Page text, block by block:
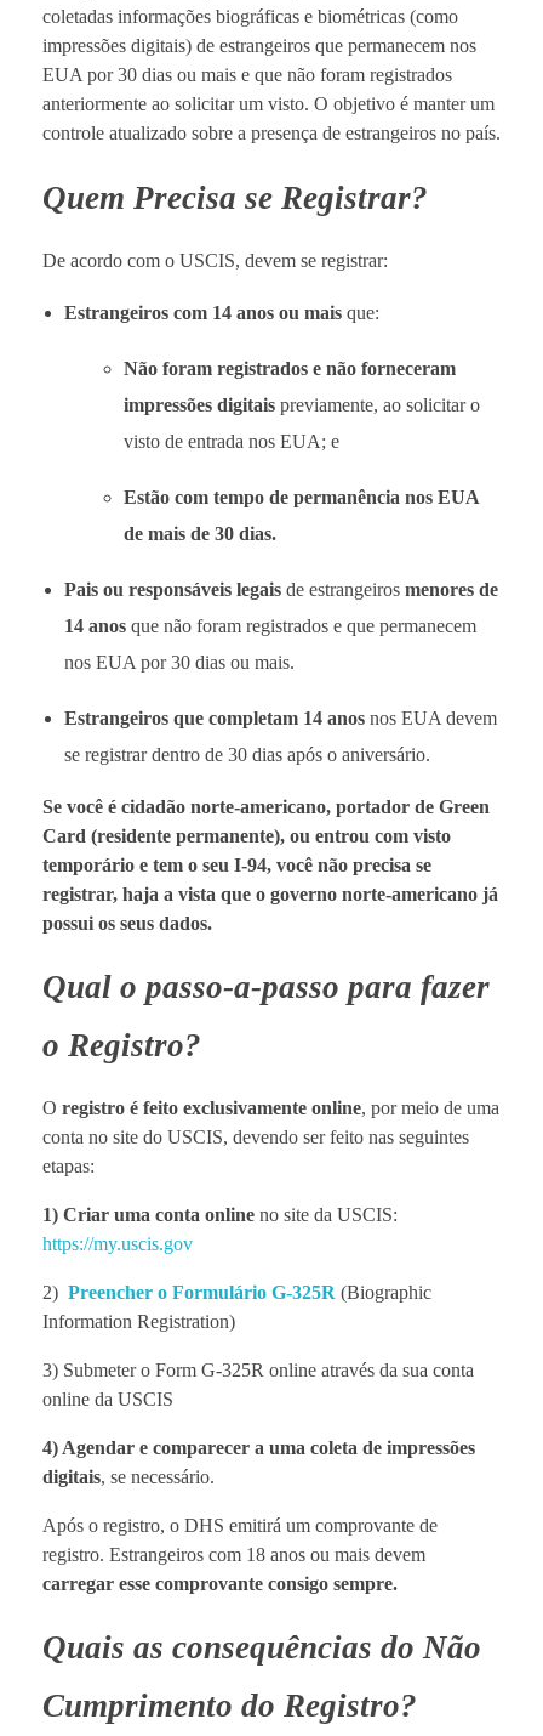
coletadas informações biográficas e biométricas (como
impressões digitais) de estrangeiros que permanecem nos
EUA por 30 dias ou mais e que não foram registrados
anteriormente ao solicitar um visto. O objetivo é manter um
controle atualizado sobre a presença de estrangeiros no país.
Quem Precisa se Registrar?
De acordo com o USCIS, devem se registrar:
Estrangeiros com 14 anos ou maisque:
Não foram registrados e não forneceram
impressões digitais previamente, ao solicitar o
visto de entrada nos EUA; e
Estão com tempo de permanência nos EUA
de mais de 30 dias.
Pais ou responsáveis legaisde estrangeiros menores de
14 anosque não foram registrados e que permanecem
nos EUA por 30 dias ou mais.
Estrangeiros que completam 14 anosnos EUA devem
se registrar dentro de 30 dias após o aniversário.
Se você é cidadão norte-americano, portador de Green
Card (residente permanente), ou entrou com visto
temporário e tem o seu I-94, você não precisa se
registrar, haja a vista que o governo norte-americano já
possui os seus dados.
Qual o passo-a-passo para fazer
o Registro?
O registro é feito exclusivamente online, por meio de uma
conta no site do USCIS, devendo ser feito nas seguintes
etapas:
1) Criar uma conta online no site da USCIS:
https://my.uscis.gov
2) Preencher o Formulário G-325R (Biographic
Information Registration)
3) Submeter o Form G-325R online através da sua conta
online da USCIS
4) Agendar e comparecer a uma coleta de impressões
digitais, se necessário.
Após o registro, o DHS emitirá um comprovante de
registro. Estrangeiros com 18 anos ou mais devem
carregar esse comprovante consigo sempre.
Quais as consequências do Não
Cumprimento do Registro?